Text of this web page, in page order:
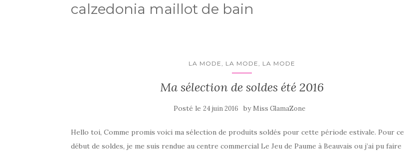
calzedonia maillot de bain
LA MODE, LA MODE, LA MODE
Ma sélection de soldes été 2016
Posté le24 juin 2016 by Miss GlamaZone
Hello toi, Comme promis voici ma sélection de produits soldés pour cette période estivale. Pour ce
début de soldes, je me suis rendue au centre commercial Le Jeu de Paume à Beauvais ou j’ai pu faire